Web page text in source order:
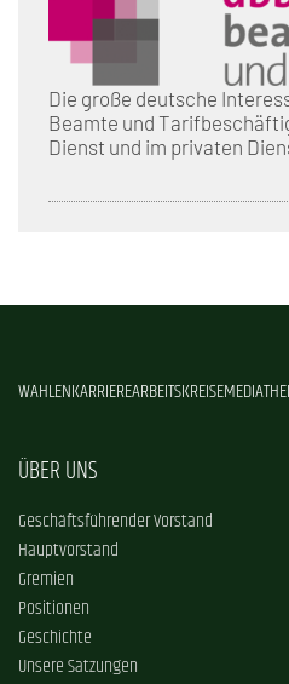
Die große deutsche
Beamte und
Dienst und im privaten
WAHLENKARRIEREARBEITSKREISE
ÜBER UNS
Geschäftsführender Vorstand
Hauptvorstand
Gremien
Positionen
Geschichte
Unsere Satzungen